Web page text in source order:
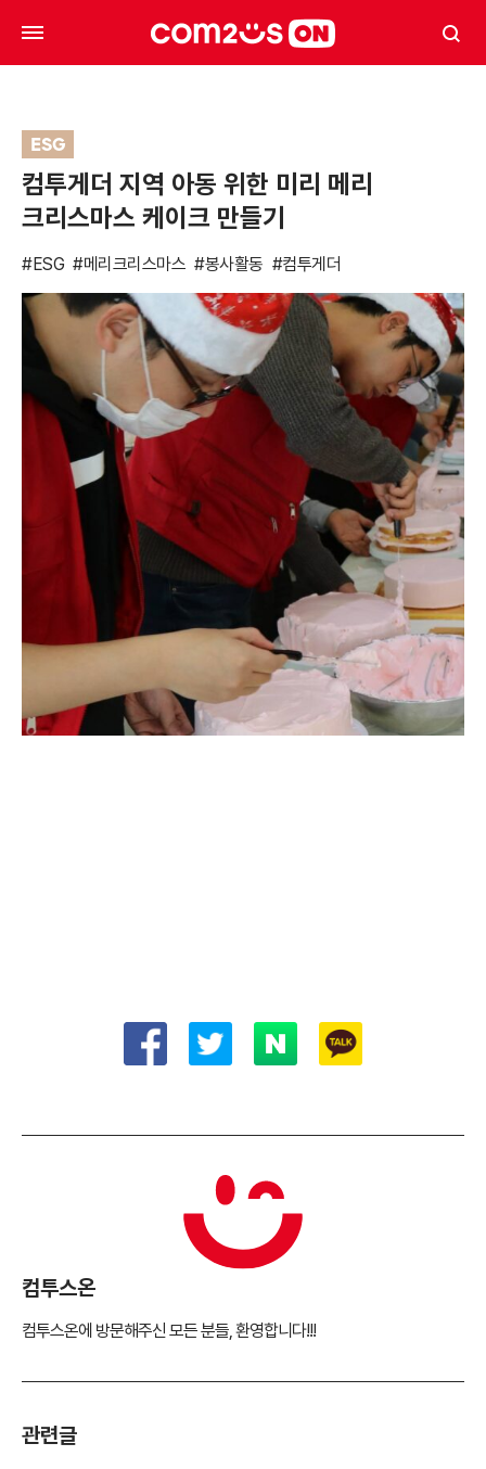
ESG
컴투게더 지역 아동 위한 미리 메리
크리스마스 케이크 만들기
#ESG #메리크리스마스 #봉사활동 #컴투게더
컴투스온
컴투스온에 방문해주신 모든 분들, 환영합니다!!!
관련글